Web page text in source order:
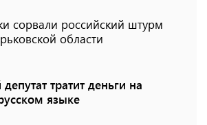
сорвали российский штурм
области
тратит деньги на
языке